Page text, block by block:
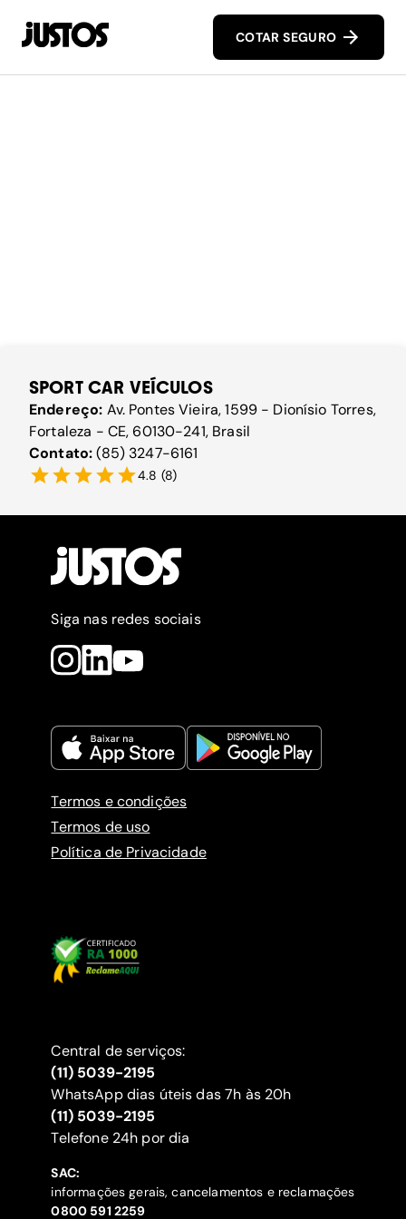
COTAR SEGURO
SPORT CAR VEÍCULOS
Endereço: Av. Pontes Vieira, 1599 - Dionísio Torres,
Fortaleza - CE, 60130-241, Brasil
Contato:(85) 3247-6161
4.8 (8)
Siga nas redes sociais
Termos e condições
Termos de uso
Política de Privacidade
Central de serviços:
(11) 5039-2195
WhatsApp dias úteis das 7h às 20h
(11) 5039-2195
‍Telefone 24h por dia
SAC:
informações gerais, cancelamentos e reclamações
‍0800 591 2259